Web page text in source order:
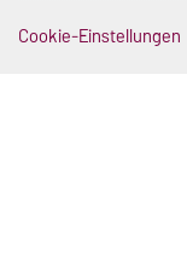
Cookie-Einstellungen